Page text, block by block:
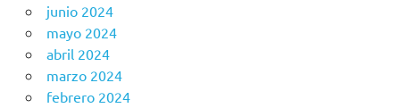
junio 2024
mayo 2024
abril 2024
marzo 2024
febrero 2024